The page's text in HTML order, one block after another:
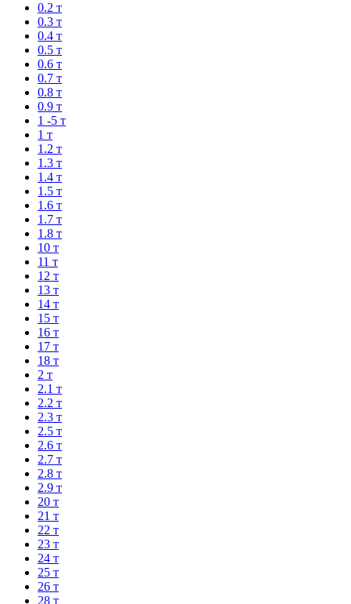
0.2 т
0.3 т
0.4 т
0.5 т
0.6 т
0.7 т
0.8 т
0.9 т
1 -5 т
1 т
1.2 т
1.3 т
1.4 т
1.5 т
1.6 т
1.7 т
1.8 т
10 т
11 т
12 т
13 т
14 т
15 т
16 т
17 т
18 т
2 т
2.1 т
2.2 т
2.3 т
2.5 т
2.6 т
2.7 т
2.8 т
2.9 т
20 т
21 т
22 т
23 т
24 т
25 т
26 т
28 т